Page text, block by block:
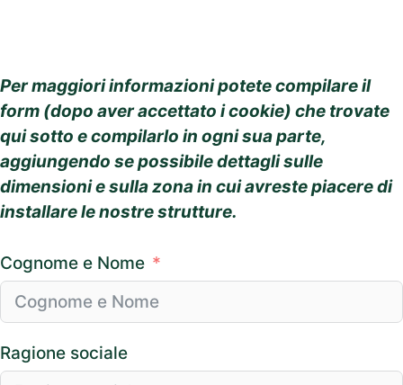
Per maggiori informazioni potete compilare il
form (dopo aver accettato i cookie) che trovate
qui sotto e compilarlo in ogni sua parte,
aggiungendo se possibile dettagli sulle
dimensioni e sulla zona in cui avreste piacere di
installare le nostre strutture.
Cognome e Nome
Ragione sociale